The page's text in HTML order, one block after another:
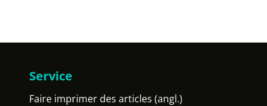
Service
Faire imprimer des articles (angl.)